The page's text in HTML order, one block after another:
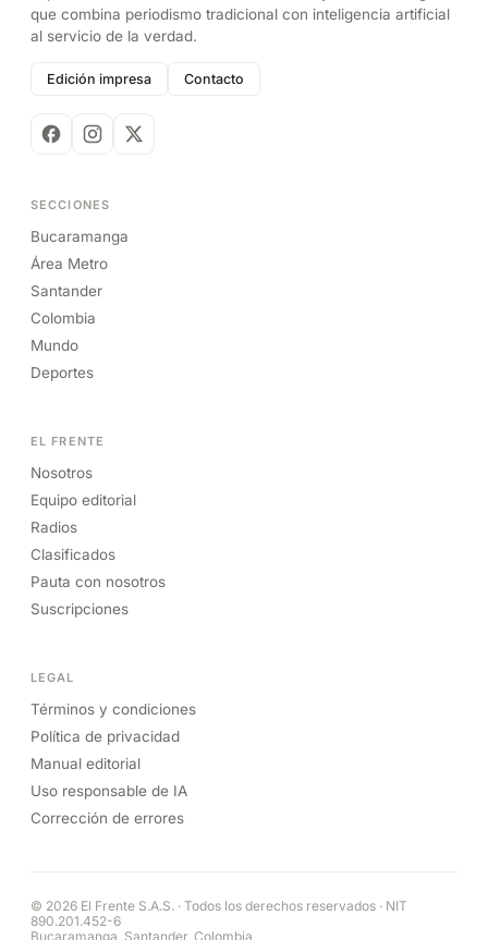
que combina periodismo tradicional con inteligencia artificial
al servicio de la verdad.
Edición impresa Contacto
SECCIONES
Bucaramanga
Área Metro
Santander
Colombia
Mundo
Deportes
EL FRENTE
Nosotros
Equipo editorial
Radios
Clasificados
Pauta con nosotros
Suscripciones
LEGAL
Términos y condiciones
Política de privacidad
Manual editorial
Uso responsable de IA
Corrección de errores
© 2026 El Frente S.A.S. · Todos los derechos reservados · NIT
890.201.452-6
Bucaramanga, Santander, Colombia